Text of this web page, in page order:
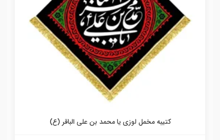
کتیبه مخمل لوزی یا محمد بن علی الباقر (ع)